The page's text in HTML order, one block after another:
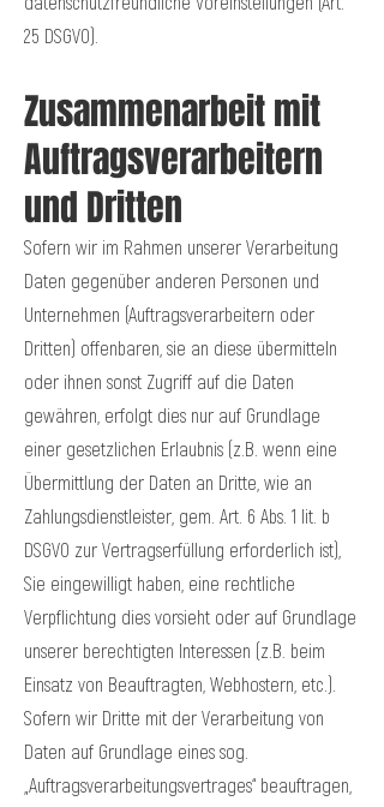
25 DSGVO).
Zusammenarbeit mit
Auftragsverarbeitern
und Dritten
Sofern wir im Rahmen unserer Verarbeitung
Daten gegenüber anderen Personen und
Unternehmen (Auftragsverarbeitern oder
Dritten) offenbaren, sie an diese übermitteln
oder ihnen sonst Zugriff auf die Daten
gewähren, erfolgt dies nur auf Grundlage
einer gesetzlichen Erlaubnis (z.B. wenn eine
Übermittlung der Daten an Dritte, wie an
Zahlungsdienstleister, gem. Art. 6 Abs. 1 lit. b
DSGVO zur Vertragserfüllung erforderlich ist),
Sie eingewilligt haben, eine rechtliche
Verpflichtung dies vorsieht oder auf Grundlage
unserer berechtigten Interessen (z.B. beim
Einsatz von Beauftragten, Webhostern, etc.).
Sofern wir Dritte mit der Verarbeitung von
Daten auf Grundlage eines sog.
„Auftragsverarbeitungsvertrages“ beauftragen,